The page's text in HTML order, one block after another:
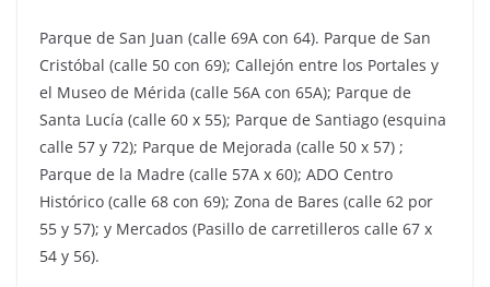
Parque de San Juan (calle 69A con 64). Parque de San
Cristóbal (calle 50 con 69); Callejón entre los Portales y
el Museo de Mérida (calle 56A con 65A); Parque de
Santa Lucía (calle 60 x 55); Parque de Santiago (esquina
calle 57 y 72); Parque de Mejorada (calle 50 x 57) ;
Parque de la Madre (calle 57A x 60); ADO Centro
Histórico (calle 68 con 69); Zona de Bares (calle 62 por
55 y 57); y Mercados (Pasillo de carretilleros calle 67 x
54 y 56).